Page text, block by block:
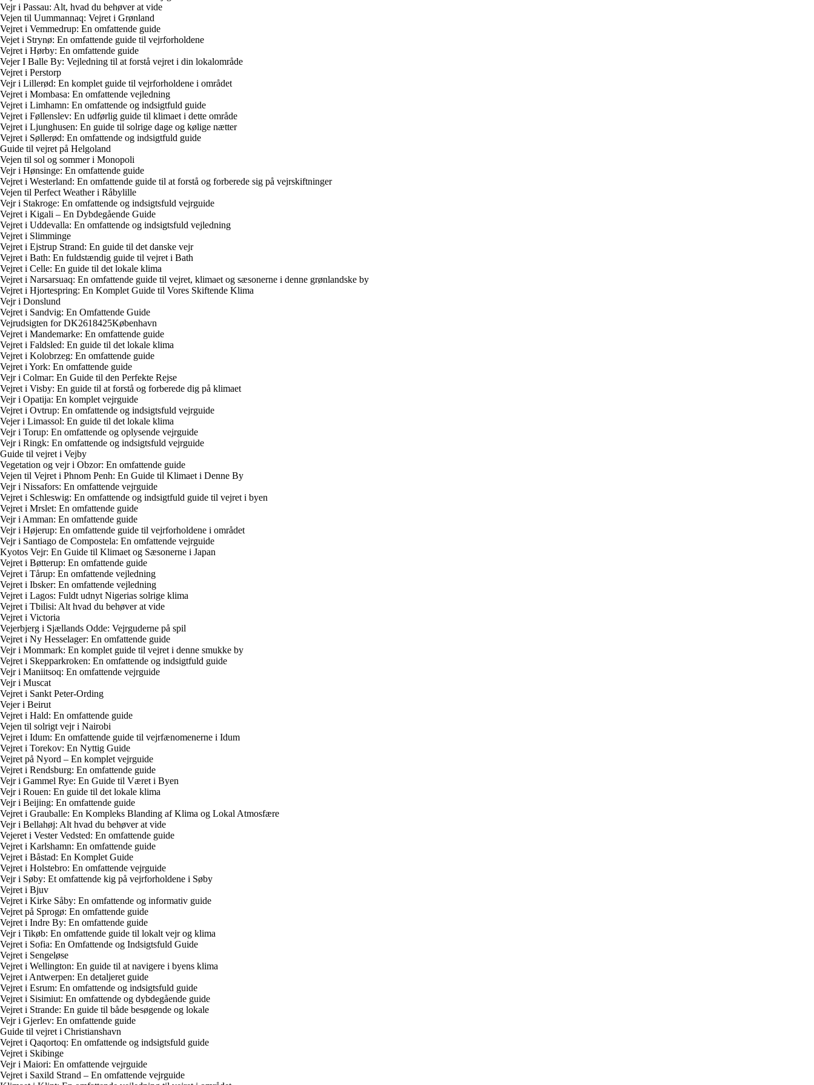
Vejr i Passau: Alt, hvad du behøver at vide
Vejen til Uummannaq: Vejret i Grønland
Vejret i Vemmedrup: En omfattende guide
Vejet i Strynø: En omfattende guide til vejrforholdene
Vejret i Hørby: En omfattende guide
Vejer I Balle By: Vejledning til at forstå vejret i din lokalområde
Vejret i Perstorp
Vejr i Lillerød: En komplet guide til vejrforholdene i området
Vejret i Mombasa: En omfattende vejledning
Vejret i Limhamn: En omfattende og indsigtfuld guide
Vejret i Føllenslev: En udførlig guide til klimaet i dette område
Vejret i Ljunghusen: En guide til solrige dage og kølige nætter
Vejret i Søllerød: En omfattende og indsigtfuld guide
Guide til vejret på Helgoland
Vejen til sol og sommer i Monopoli
Vejr i Hønsinge: En omfattende guide
Vejret i Westerland: En omfattende guide til at forstå og forberede sig på vejrskiftninger
Vejen til Perfect Weather i Råbylille
Vejr i Stakroge: En omfattende og indsigtsfuld vejrguide
Vejret i Kigali – En Dybdegående Guide
Vejret i Uddevalla: En omfattende og indsigtsfuld vejledning
Vejret i Slimminge
Vejret i Ejstrup Strand: En guide til det danske vejr
Vejret i Bath: En fuldstændig guide til vejret i Bath
Vejret i Celle: En guide til det lokale klima
Vejret i Narsarsuaq: En omfattende guide til vejret, klimaet og sæsonerne i denne grønlandske by
Vejret i Hjortespring: En Komplet Guide til Vores Skiftende Klima
Vejr i Donslund
Vejret i Sandvig: En Omfattende Guide
Vejrudsigten for DK2618425København
Vejret i Mandemarke: En omfattende guide
Vejret i Faldsled: En guide til det lokale klima
Vejret i Kolobrzeg: En omfattende guide
Vejret i York: En omfattende guide
Vejr i Colmar: En Guide til den Perfekte Rejse
Vejret i Visby: En guide til at forstå og forberede dig på klimaet
Vejr i Opatija: En komplet vejrguide
Vejret i Ovtrup: En omfattende og indsigtsfuld vejrguide
Vejer i Limassol: En guide til det lokale klima
Vejr i Torup: En omfattende og oplysende vejrguide
Vejr i Ringk: En omfattende og indsigtsfuld vejrguide
Guide til vejret i Vejby
Vegetation og vejr i Obzor: En omfattende guide
Vejen til Vejret i Phnom Penh: En Guide til Klimaet i Denne By
Vejr i Nissafors: En omfattende vejrguide
Vejret i Schleswig: En omfattende og indsigtfuld guide til vejret i byen
Vejret i Mrslet: En omfattende guide
Vejr i Amman: En omfattende guide
Vejr i Højerup: En omfattende guide til vejrforholdene i området
Vejr i Santiago de Compostela: En omfattende vejrguide
Kyotos Vejr: En Guide til Klimaet og Sæsonerne i Japan
Vejret i Bøtterup: En omfattende guide
Vejret i Tårup: En omfattende vejledning
Vejret i Ibsker: En omfattende vejledning
Vejret i Lagos: Fuldt udnyt Nigerias solrige klima
Vejret i Tbilisi: Alt hvad du behøver at vide
Vejret i Victoria
Vejerbjerg i Sjællands Odde: Vejrguderne på spil
Vejret i Ny Hesselager: En omfattende guide
Vejr i Mommark: En komplet guide til vejret i denne smukke by
Vejret i Skepparkroken: En omfattende og indsigtfuld guide
Vejr i Maniitsoq: En omfattende vejrguide
Vejr i Muscat
Vejret i Sankt Peter-Ording
Vejer i Beirut
Vejret i Hald: En omfattende guide
Vejen til solrigt vejr i Nairobi
Vejret i Idum: En omfattende guide til vejrfænomenerne i Idum
Vejret i Torekov: En Nyttig Guide
Vejret på Nyord – En komplet vejrguide
Vejret i Rendsburg: En omfattende guide
Vejr i Gammel Rye: En Guide til Været i Byen
Vejr i Rouen: En guide til det lokale klima
Vejr i Beijing: En omfattende guide
Vejret i Grauballe: En Kompleks Blanding af Klima og Lokal Atmosfære
Vejr i Bellahøj: Alt hvad du behøver at vide
Vejeret i Vester Vedsted: En omfattende guide
Vejret i Karlshamn: En omfattende guide
Vejret i Båstad: En Komplet Guide
Vejret i Holstebro: En omfattende vejrguide
Vejr i Søby: Et omfattende kig på vejrforholdene i Søby
Vejret i Bjuv
Vejret i Kirke Såby: En omfattende og informativ guide
Vejret på Sprogø: En omfattende guide
Vejret i Indre By: En omfattende guide
Vejr i Tikøb: En omfattende guide til lokalt vejr og klima
Vejret i Sofia: En Omfattende og Indsigtsfuld Guide
Vejret i Sengeløse
Vejret i Wellington: En guide til at navigere i byens klima
Vejret i Antwerpen: En detaljeret guide
Vejret i Esrum: En omfattende og indsigtsfuld guide
Vejret i Sisimiut: En omfattende og dybdegående guide
Vejret i Strande: En guide til både besøgende og lokale
Vejr i Gjerlev: En omfattende guide
Guide til vejret i Christianshavn
Vejret i Qaqortoq: En omfattende og indsigtsfuld guide
Vejret i Skibinge
Vejr i Maiori: En omfattende vejrguide
Vejret i Saxild Strand – En omfattende vejrguide